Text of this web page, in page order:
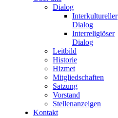
Dialog
Interkultureller
Dialog
Interreligiöser
Dialog
Leitbild
Historie
Hizmet
Mitgliedschaften
Satzung
Vorstand
Stellenanzeigen
Kontakt